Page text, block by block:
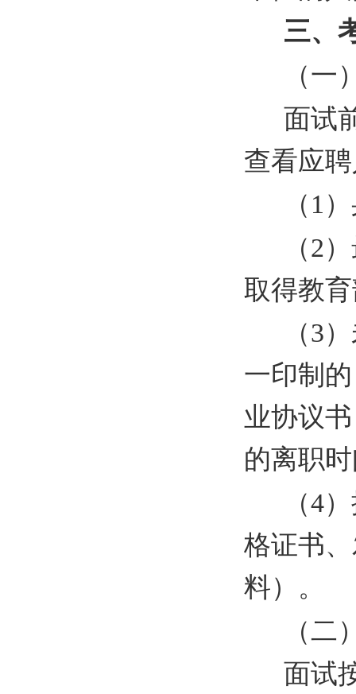
三、
（一
面试
查看应
（1
（2
取得教
（3
一印制
业协议
的离职
（4
格证书
料）。
（二
面试